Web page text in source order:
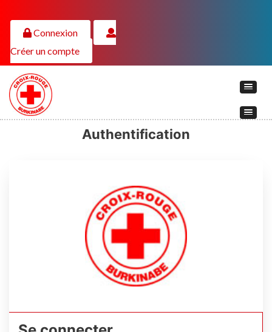
Connexion
Créer un compte
Authentification